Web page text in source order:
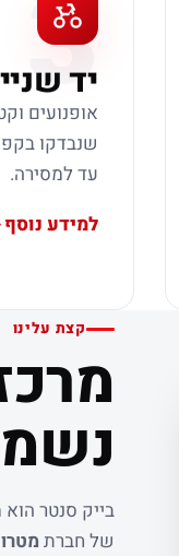
3
יד
אופנועים
שנבדקו
עד למסירה.
למידע נוסף
קצת עלינו
בייק סנטר
של חברת